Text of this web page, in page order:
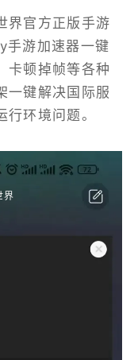
界官方正版手游
手游加速器一键
卡顿掉帧等各种
一键解决国际服
环境问题。
界